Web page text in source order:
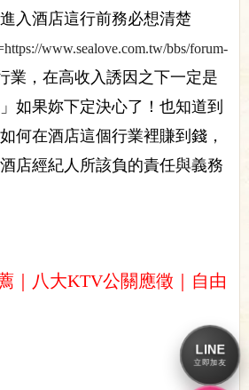
入酒店這行前務必想清楚
www.sealove.com.tw/bbs/forum-
業，在高收入誘因之下一定是
如果妳下定決心了！也知道到
何在酒店這個行業裡賺到錢，
店經紀人所該負的責任與義務
｜八大KTV公關應徵｜自由
LINE
立即加友